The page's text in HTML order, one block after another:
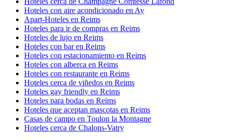
Hoteles con aire acondicionado en Ay
Apart-Hoteles en Reims
Hoteles para ir de compras en Reims
Hoteles de lujo en Reims
Hoteles con bar en Reims
Hoteles con estacionamiento en Reims
Hoteles con alberca en Reims
Hoteles con restaurante en Reims
Hoteles cerca de viñedos en Reims
Hoteles gay friendly en Reims
Hoteles para bodas en Reims
Hoteles que aceptan mascotas en Reims
Casas de campo en Toulon la Montagne
Hoteles cerca de Chalons-Vatry